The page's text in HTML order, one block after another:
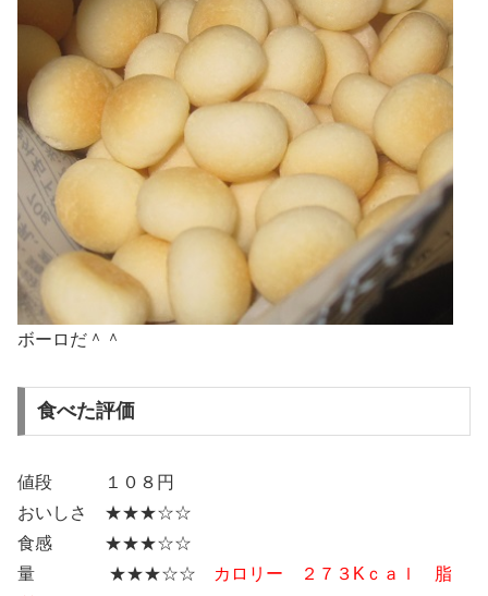
ボーロだ＾＾
食べた評価
値段 １０８円
おいしさ ★★★☆☆
食感 ★★★☆☆
量 ★★★☆☆
カロリー ２７３Kｃａｌ 脂